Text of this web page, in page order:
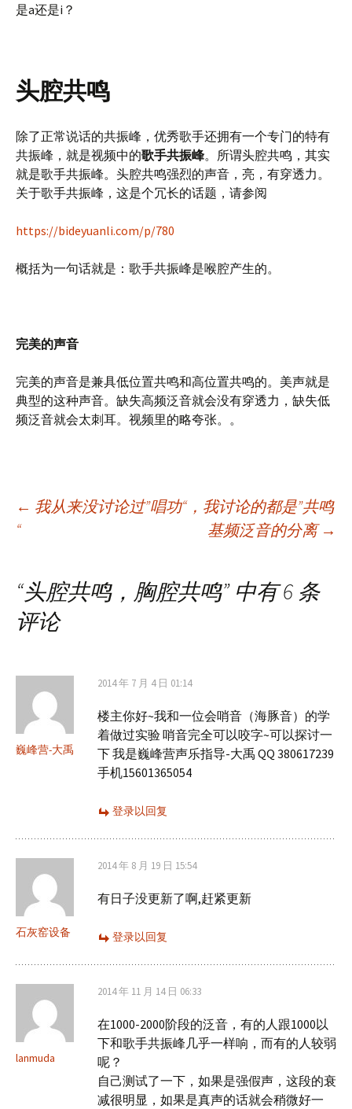
是a还是i？
头腔共鸣
除了正常说话的共振峰，优秀歌手还拥有一个专门的特有
共振峰，就是视频中的歌手共振峰。所谓头腔共鸣，其实
就是歌手共振峰。头腔共鸣强烈的声音，亮，有穿透力。
关于歌手共振峰，这是个冗长的话题，请参阅
https://bideyuanli.com/p/780
概括为一句话就是：歌手共振峰是喉腔产生的。
完美的声音
完美的声音是兼具低位置共鸣和高位置共鸣的。美声就是
典型的这种声音。缺失高频泛音就会没有穿透力，缺失低
频泛音就会太刺耳。视频里的略夸张。。
文
导
航
← 我从来没讨论过”唱功“，我讨论的都是”共鸣
“
基频泛音的分离 →
“头腔共鸣，胸腔共鸣” 中有 6 条
评论
巍峰营-大禹
2014 年 7 月 4 日 01:14
楼主你好~我和一位会哨音（海豚音）的学
着做过实验 哨音完全可以咬字~可以探讨一
下 我是巍峰营声乐指导-大禹 QQ 380617239
手机15601365054
登录以回复
石灰窑设备
2014 年 8 月 19 日 15:54
有日子没更新了啊,赶紧更新
登录以回复
lanmuda
2014 年 11 月 14 日 06:33
在1000-2000阶段的泛音，有的人跟1000以
下和歌手共振峰几乎一样响，而有的人较弱
呢？
自己测试了一下，如果是强假声，这段的衰
减很明显，如果是真声的话就会稍微好一